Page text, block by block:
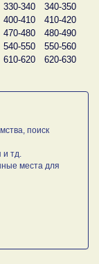
330-340
340-350
400-410
410-420
470-480
480-490
540-550
550-560
610-620
620-630
поиск
тд.
места для